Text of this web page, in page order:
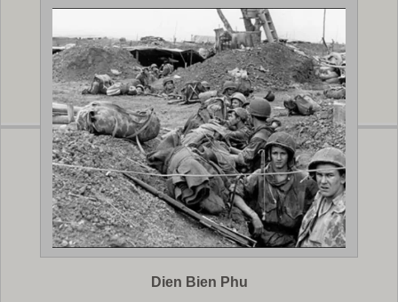
Dien Bien Phu